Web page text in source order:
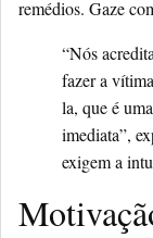
remédios. Gaze
“Nós
fazer a
la, que é
imediata”,
exigem a